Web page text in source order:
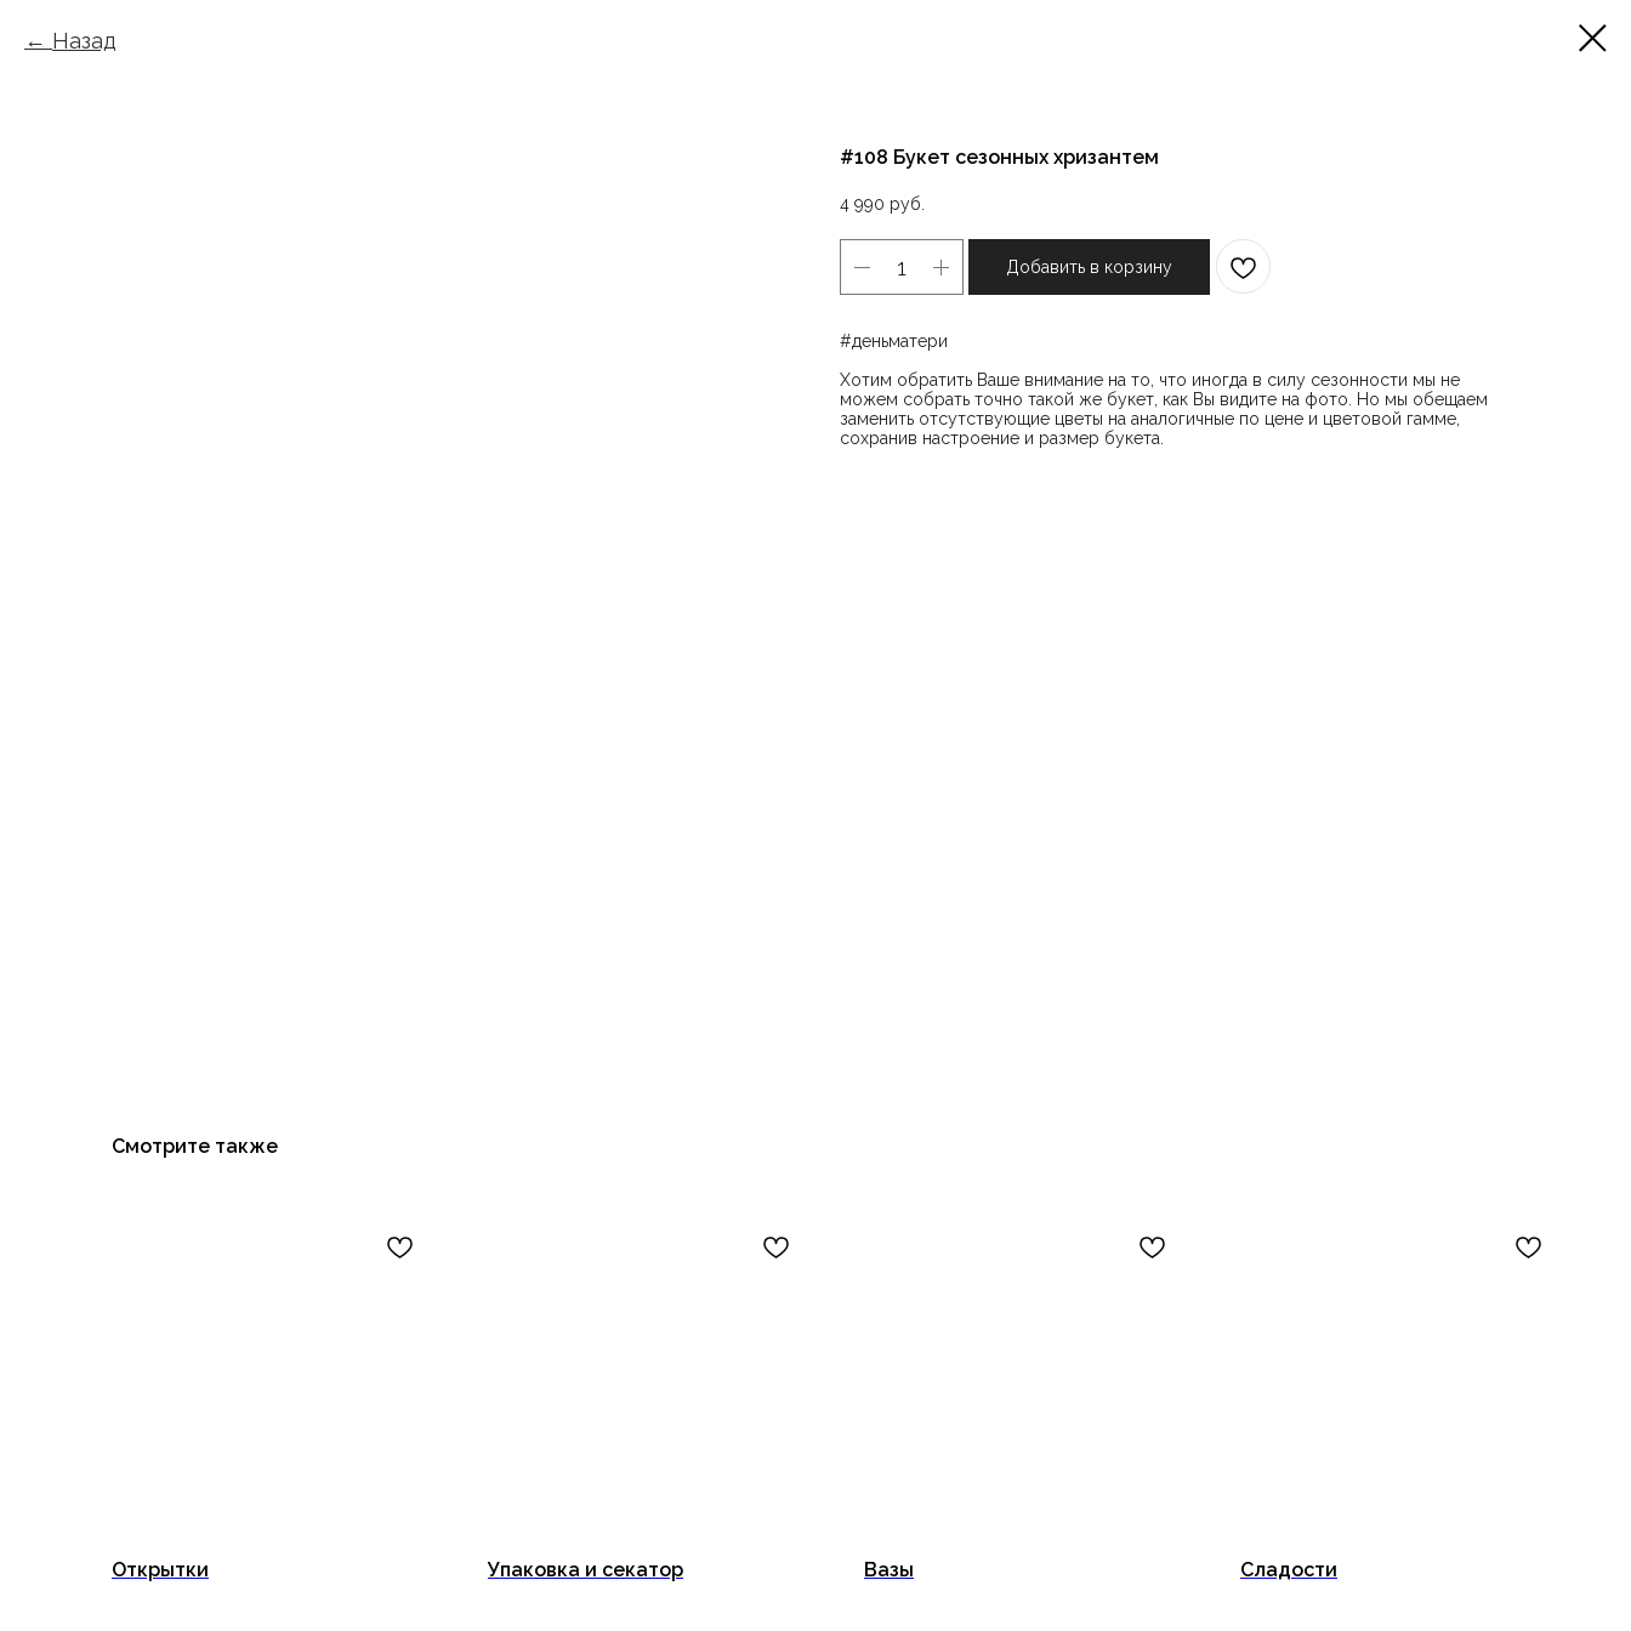
Назад
#108 Букет сезонных хризантем
4 990 руб.
Добавить в корзину
#деньматери
Хотим обратить Ваше внимание на то, что иногда в силу сезонности мы не
можем собрать точно такой же букет, как Вы видите на фото. Но мы обещаем
заменить отсутствующие цветы на аналогичные по цене и цветовой гамме,
сохранив настроение и размер букета.
Смотрите также
Открытки Упаковка и секатор Вазы Сладости